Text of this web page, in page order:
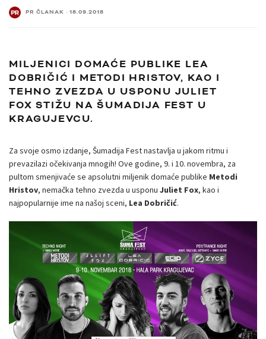
PR ČLANAK · 18.09.2018
MILJENICI DOMAĆE PUBLIKE LEA
DOBRIČIĆ I METODI HRISTOV, KAO I
TEHNO ZVEZDA U USPONU JULIET
FOX STIŽU NA ŠUMADIJA FEST U
KRAGUJEVCU.
Za svoje osmo izdanje, Šumadija Fest nastavlja u jakom ritmu i
prevazilazi očekivanja mnogih! Ove godine, 9. i 10. novembra, za
pultom smenjivaće se apsolutni miljenik domaće publike Metodi
Hristov, nemačka tehno zvezda u usponu Juliet Fox, kao i
najpopularnije ime na našoj sceni, Lea Dobričić.